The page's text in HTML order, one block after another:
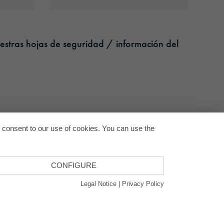
hojas de seguridad / información del
to our use of cookies. You can use the
CONFIGURE
Legal Notice Privacy Policy